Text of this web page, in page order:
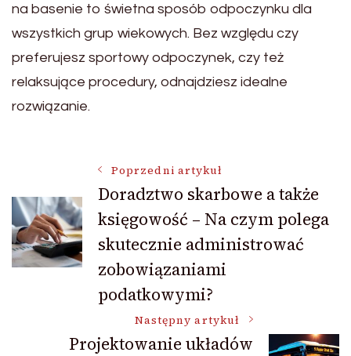
na basenie to świetna sposób odpoczynku dla
wszystkich grup wiekowych. Bez względu czy
preferujesz sportowy odpoczynek, czy też
relaksujące procedury, odnajdziesz idealne
rozwiązanie.
Nawigacja
wpisu
Poprzedni artykuł
Doradztwo skarbowe a także
księgowość – Na czym polega
skutecznie administrować
zobowiązaniami
podatkowymi?
Następny artykuł
Projektowanie układów